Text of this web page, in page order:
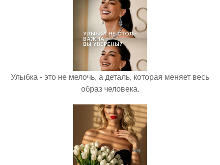
Улыбка - это не мелочь, а деталь, которая меняет весь
образ человека.